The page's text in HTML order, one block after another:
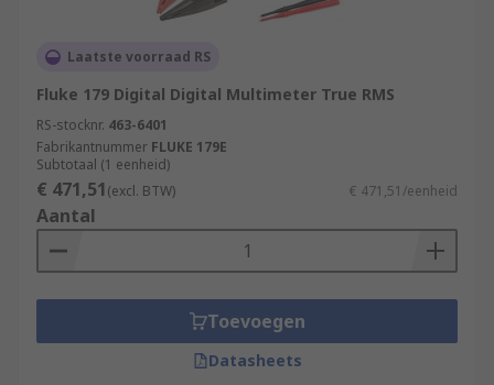
Laatste voorraad RS
Fluke 179 Digital Digital Multimeter True RMS
RS-stocknr. 463-6401
Fabrikantnummer FLUKE 179E
Subtotaal (1 eenheid)
€ 471,51(excl. BTW) € 471,51/eenheid
Aantal
Toevoegen
Datasheets